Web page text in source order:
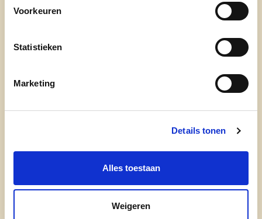
Voorkeuren
Statistieken
Marketing
Details tonen
Alles toestaan
Weigeren
° Lid Fractie
Zet zich in voor:
Stadsfinanciën, personeel en dienstverlening
Stadsontwikkeling en economie
Cultuur, gebouwen en logistiek
Inclusie en rechtvaardigheid